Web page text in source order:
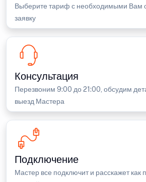
Выберите тариф с необходимыми Вам
заявку
Консультация
Перезвоним 9:00 до 21:00, обсудим
выезд Мастера
Подключение
Мастер все подключит и расскажет как